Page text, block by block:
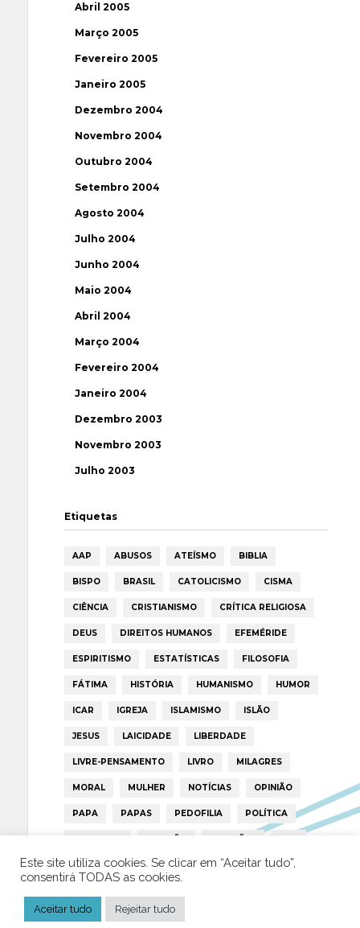
Abril 2005
Março 2005
Fevereiro 2005
Janeiro 2005
Dezembro 2004
Novembro 2004
Outubro 2004
Setembro 2004
Agosto 2004
Julho 2004
Junho 2004
Maio 2004
Abril 2004
Março 2004
Fevereiro 2004
Janeiro 2004
Dezembro 2003
Novembro 2003
Julho 2003
Etiquetas
AAP ABUSOS ATEÍSMO BIBLIA
BISPO BRASIL CATOLICISMO CISMA
CIÊNCIA CRISTIANISMO CRÍTICA RELIGIOSA
DEUS DIREITOS HUMANOS EFEMÉRIDE
ESPIRITISMO ESTATÍSTICAS FILOSOFIA
FÁTIMA HISTÓRIA HUMANISMO HUMOR
ICAR IGREJA ISLAMISMO ISLÃO
JESUS LAICIDADE LIBERDADE
LIVRE-PENSAMENTO LIVRO MILAGRES
MORAL MULHER NOTÍCIAS OPINIÃO
PAPA PAPAS PEDOFILIA POLÍTICA
PORTUGAL RELIGIÃO RELIGIÕES RTP
TRUMP VATICANO
Este site utiliza cookies. Se clicar em “Aceitar tudo”,
consentirá TODAS as cookies.
Aceitar tudo Rejeitar tudo